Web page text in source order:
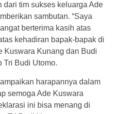
dari tim sukses keluarga Ade
sambutan. “Saya
berterima kasih atas
kehadiran bapak-bapak di
Kuswara Kunang dan Budi
Tri Budi Utomo.
harapannya dalam
semoga Ade Kuswara
ini bisa menang di